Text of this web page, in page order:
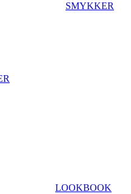
SMYKKER
LOOKBOOK